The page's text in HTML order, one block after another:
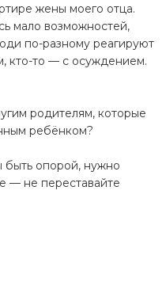
жены моего отца.
мало возможностей,
по-разному реагируют
кто-то — с осуждением.
родителям, которые
ребёнком?
опорой, нужно
— не переставайте